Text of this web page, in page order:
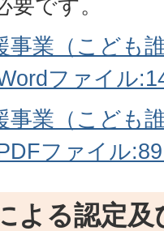
事業（こども
ファイル
事業（こども
ファイル
よる認定